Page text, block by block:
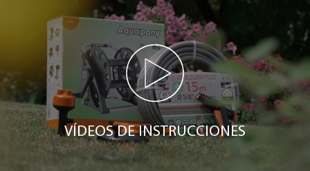
VÍDEOS DE INSTRUCCIONES